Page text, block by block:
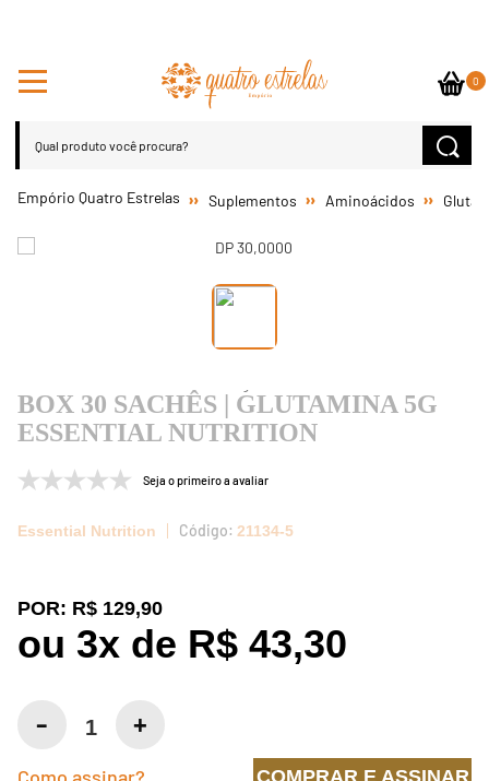
0
Suplementos Aminoácidos
BOX 30 SACHÊS | GLUTAMINA 5G
ESSENTIAL NUTRITION
Seja o primeiro a avaliar
Essential Nutrition 21134-5
POR: R$ 129,90
ou 3x de R$ 43,30
COMPRAR E ASSINAR